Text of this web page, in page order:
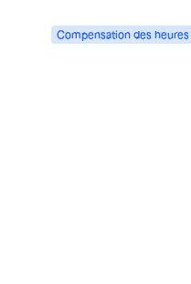
Compensation des heures